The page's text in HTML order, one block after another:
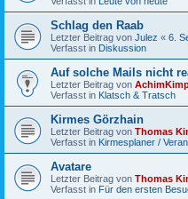
Schlag den Raab
Letzter Beitrag von Julez « 6.
Verfasst in Diskussion
Auf solche Mails nicht
Letzter Beitrag von
Verfasst in Klatsch & Tratsch
Kirmes Görzhain
Letzter Beitrag von Thomas
Verfasst in Kirmesplaner /
Avatare
Letzter Beitrag von Thomas
Verfasst in Für den ersten